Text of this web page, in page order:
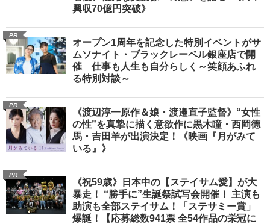
興収70億円突破》
PR
オープン1周年を記念した特別イベントがサ
ムソナイト・ブラックレーベル銀座店で開
催 仕事も人生も自分らしく～笑顔あふれ
る特別対談～
PR
《渡辺淳一原作＆娘・渡邉直子監督》“女性
の性”を真摯に描く意欲作に黒木瞳・西岡德
馬・吉田羊が出演決定！《映画『月がみて
いる』》
PR
《祝59歳》日本中の【ステイサム愛】が大
暴走！ “勝手に”生誕祭試写会開催！ 主演も
助演も全部ステイサム！「ステサミー賞」
爆誕！【応募総数941票 全54作品の栄冠に